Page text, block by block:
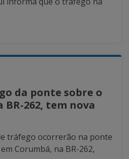
da ponte sobre o
262, tem nova
tráfego ocorrerão na ponte
Corumbá, na BR-262,